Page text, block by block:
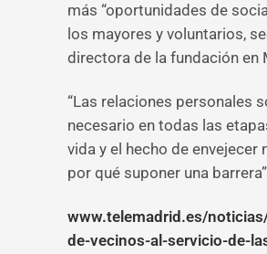
más “oportunidades de
los mayores y voluntarios,
directora de la fundación en
“Las relaciones personales
necesario en todas las
vida y el hecho de envejecer
por qué suponer una
www.telemadrid.es/
de-vecinos-al-servicio-de-